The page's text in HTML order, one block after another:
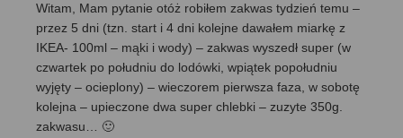
Witam, Mam pytanie otóż robiłem zakwas tydzień temu –
przez 5 dni (tzn. start i 4 dni kolejne dawałem miarkę z
IKEA- 100ml – mąki i wody) – zakwas wyszedł super (w
czwartek po południu do lodówki, wpiątek popołudniu
wyjęty – ocieplony) – wieczorem pierwsza faza, w sobotę
kolejna – upieczone dwa super chlebki – zuzyte 350g.
zakwasu… 🙂